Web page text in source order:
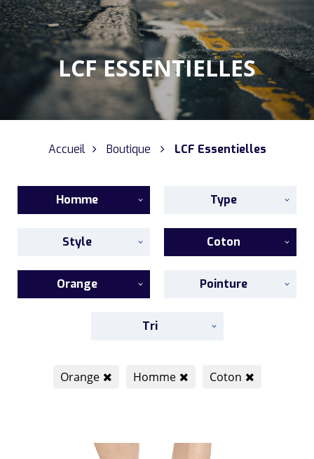
LCF ESSENTIELLES
Accueil Boutique LCF Essentielles
Homme Type
Style Coton
Orange Pointure
Tri
Orange Homme Coton